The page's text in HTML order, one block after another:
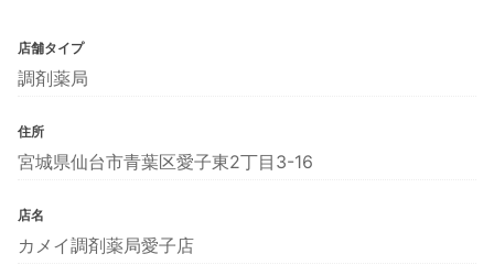
店舗タイプ
調剤薬局
住所
宮城県仙台市青葉区愛子東2丁目3-16
店名
カメイ調剤薬局愛子店